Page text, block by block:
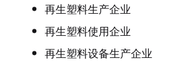
再生塑料生产企业
再生塑料使用企业
再生塑料设备生产企业